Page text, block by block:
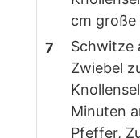
cm große
Schwitze
Zwiebel
Minuten
Pfeffer,